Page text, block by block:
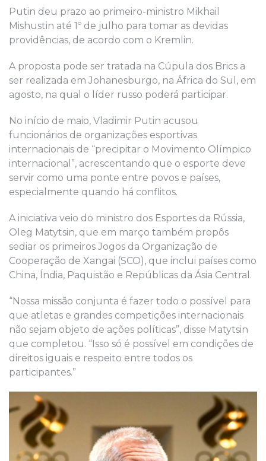
Putin deu prazo ao primeiro-ministro Mikhail
Mishustin até 1º de julho para tomar as devidas
providências, de acordo com o Kremlin.
A proposta pode ser tratada na Cúpula dos Brics a
ser realizada em Johanesburgo, na África do Sul, em
agosto, na qual o líder russo poderá participar.
No início de maio, Vladimir Putin acusou
funcionários de organizações esportivas
internacionais de “precipitar o Movimento Olímpico
internacional”, acrescentando que o esporte deve
servir como uma ponte entre povos e países,
especialmente quando há conflitos.
A iniciativa veio do ministro dos Esportes da Rússia,
Oleg Matytsin, que em março também propôs
sediar os primeiros Jogos da Organização de
Cooperação de Xangai (SCO), que inclui países como
China, Índia, Paquistão e Repúblicas da Ásia Central.
“Nossa missão conjunta é fazer todo o possível para
que atletas e grandes competições internacionais
não sejam objeto de ações políticas”, disse Matytsin
que completou. “Isso só é possível em condições de
direitos iguais e respeito entre todos os
participantes.”